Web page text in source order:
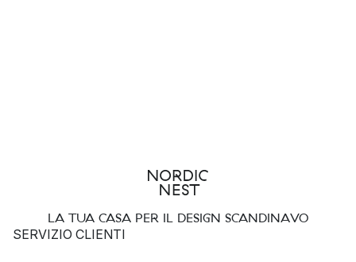
LA TUA CASA PER IL DESIGN SCANDINAVO
SERVIZIO CLIENTI